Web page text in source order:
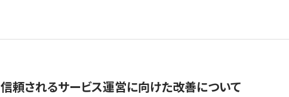
信頼されるサービス運営に向けた改善について